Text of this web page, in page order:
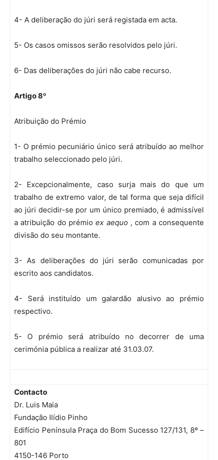
4- A deliberação do júri será registada em acta.
5- Os casos omissos serão resolvidos pelo júri.
6- Das deliberações do júri não cabe recurso.
Artigo 8º
Atribuição do Prémio
1- O prémio pecuniário único será atribuído ao melhor
trabalho seleccionado pelo júri.
2- Excepcionalmente, caso surja mais do que um
trabalho de extremo valor, de tal forma que seja difícil
ao júri decidir-se por um único premiado, é admissível
a atribuição do prémioex aequo , com a consequente
divisão do seu montante.
3- As deliberações do júri serão comunicadas por
escrito aos candidatos.
4- Será instituído um galardão alusivo ao prémio
respectivo.
5- O prémio será atribuído no decorrer de uma
cerimónia pública a realizar até 31.03.07.
Contacto
Dr. Luis Maia
Fundação Ilídio Pinho
Edifício Península Praça do Bom Sucesso 127/131, 8º –
801
4150-146 Porto